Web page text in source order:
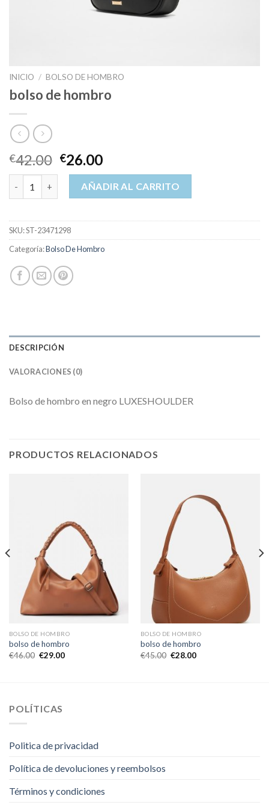
INICIO / BOLSO DE HOMBRO
bolso de hombro
€42.00 €26.00
bolso de hombro cantidadAÑADIR AL CARRITO
SKU:ST-23471298
Categoría:Bolso De Hombro
DESCRIPCIÓN
VALORACIONES (0)
Bolso de hombro en negro LUXESHOULDER
PRODUCTOS RELACIONADOS
BOLSO DE HOMBRO
bolso de hombro
€46.00 €29.00
BOLSO DE HOMBRO
bolso de hombro
€45.00 €28.00
POLÍTICAS
Politica de privacidad
Política de devoluciones y reembolsos
Términos y condiciones